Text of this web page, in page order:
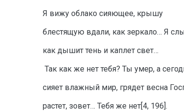
Я вижу облако сияющее, крышу
блестящую вдали, как зеркало… Я
как дышит тень и каплет свет…
Так как же нет тебя? Ты умер, а
сияет влажный мир, грядет весна
растет, зовет… Тебя же нет[4, 196].